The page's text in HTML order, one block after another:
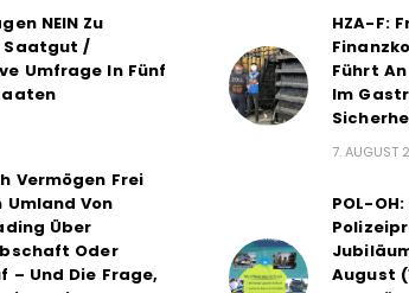
NEIN Zu
Saatgut /
Umfrage In Fünf
Vermögen Frei
Von
Über
Oder
– Und Die Frage,
HZA-F:
Führt
Im
7. AUGUST
POL-
August